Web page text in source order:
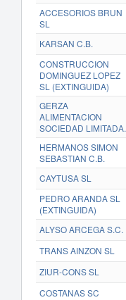
ACCESORIOS BRUN
SL
KARSAN C.B.
CONSTRUCCION
DOMINGUEZ LOPEZ
SL (EXTINGUIDA)
GERZA
ALIMENTACION
SOCIEDAD LIMITADA.
HERMANOS SIMON
SEBASTIAN C.B.
CAYTUSA SL
PEDRO ARANDA SL
(EXTINGUIDA)
ALYSO ARCEGA S.C.
TRANS AINZON SL
ZIUR-CONS SL
COSTANAS SC